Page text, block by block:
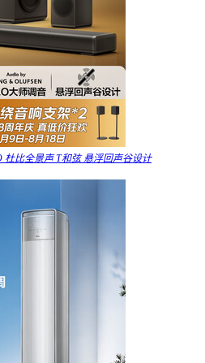
杜比全景声 T和弦 悬浮回声谷设计